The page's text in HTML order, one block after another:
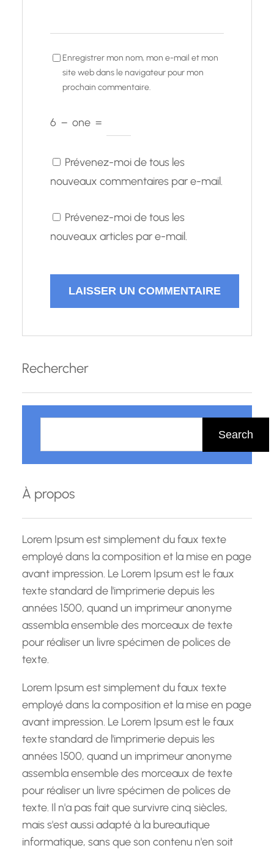
Enregistrer mon nom, mon e-mail et mon
site web dans le navigateur pour mon
prochain commentaire.
6 − one =
Prévenez-moi de tous les
nouveaux commentaires par e-mail.
Prévenez-moi de tous les
nouveaux articles par e-mail.
Rechercher
h
r
c
h
Search
À propos
Lorem Ipsum est simplement du faux texte
employé dans la composition et la mise en page
avant impression. Le Lorem Ipsum est le faux
texte standard de l'imprimerie depuis les
années 1500, quand un imprimeur anonyme
assembla ensemble des morceaux de texte
pour réaliser un livre spécimen de polices de
texte.
Lorem Ipsum est simplement du faux texte
employé dans la composition et la mise en page
avant impression. Le Lorem Ipsum est le faux
texte standard de l'imprimerie depuis les
années 1500, quand un imprimeur anonyme
assembla ensemble des morceaux de texte
pour réaliser un livre spécimen de polices de
texte. Il n'a pas fait que survivre cinq siècles,
mais s'est aussi adapté à la bureautique
informatique, sans que son contenu n'en soit